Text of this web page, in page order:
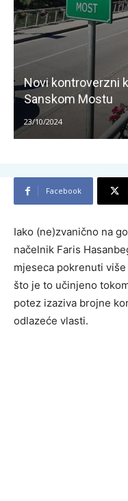
Novi kontroverzni
Sanskom Mostu
23/10/2024
Facebook
Iako (ne)zvanično na
načelnik Faris
mjeseca pokrenuti
što je to učinjeno
potez izaziva brojne
odlazeće vlasti.